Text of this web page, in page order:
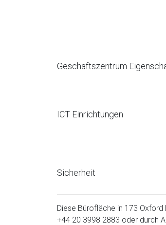
Geschäftszentrum
ICT Einrichtungen
Sicherheit
Diese Bürofläche in 173
+44 20 3998 2883 oder durch